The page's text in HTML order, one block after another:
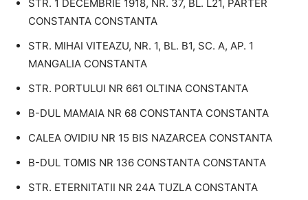
STR. 1 DECEMBRIE 1918, NR. 37, BL. L21, PARTER
CONSTANTA CONSTANTA
STR. MIHAI VITEAZU, NR. 1, BL. B1, SC. A, AP. 1
MANGALIA CONSTANTA
STR. PORTULUI NR 661 OLTINA CONSTANTA
B-DUL MAMAIA NR 68 CONSTANTA CONSTANTA
CALEA OVIDIU NR 15 BIS NAZARCEA CONSTANTA
B-DUL TOMIS NR 136 CONSTANTA CONSTANTA
STR. ETERNITATII NR 24A TUZLA CONSTANTA